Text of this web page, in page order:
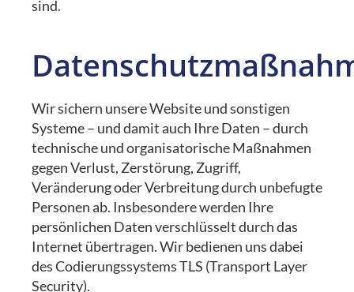
sind.
Wir sichern unsere Website und sonstigen
Systeme – und damit auch Ihre Daten – durch
technische und organisatorische Maßnahmen
gegen Verlust, Zerstörung, Zugriff,
Veränderung oder Verbreitung durch unbefugte
Personen ab. Insbesondere werden Ihre
persönlichen Daten verschlüsselt durch das
Internet übertragen. Wir bedienen uns dabei
des Codierungssystems TLS (Transport Layer
Security).